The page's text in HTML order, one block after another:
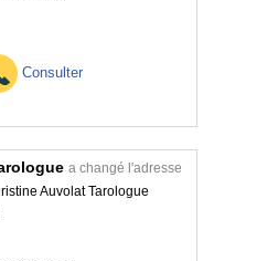
Consulter
a changé l'adresse
Auvolat Tarologue